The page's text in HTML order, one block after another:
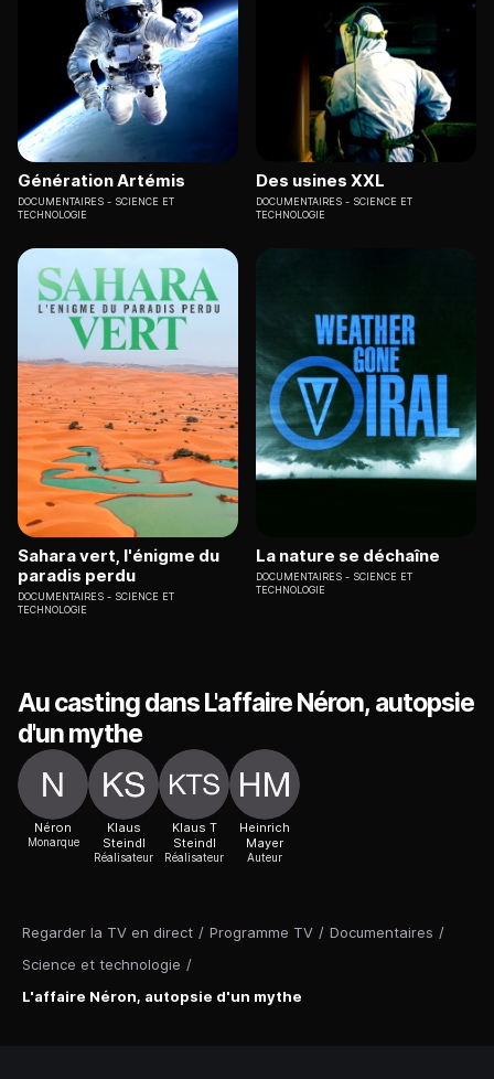
Regarder la TV en direct / Programme TV / Documentaires /
Science et technologie /
L'affaire Néron, autopsie d'un mythe
Génération Artémis
DOCUMENTAIRES
SCIENCE ET
TECHNOLOGIE
Des usines XXL
DOCUMENTAIRES
SCIENCE ET
TECHNOLOGIE
Sahara vert, l'énigme du
paradis perdu
DOCUMENTAIRES
SCIENCE ET
TECHNOLOGIE
La nature se déchaîne
DOCUMENTAIRES
SCIENCE ET
TECHNOLOGIE
Au casting dans L'affaire Néron, autopsie
d'un mythe
Néron
Monarque
Klaus
Steindl
Réalisateur
Klaus T
Steindl
Réalisateur
Heinrich
Mayer
Auteur